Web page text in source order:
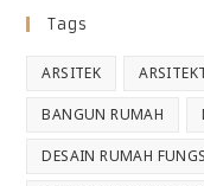
Tags
ARSITEK
BANGUN RUMAH
DESAIN RUMAH